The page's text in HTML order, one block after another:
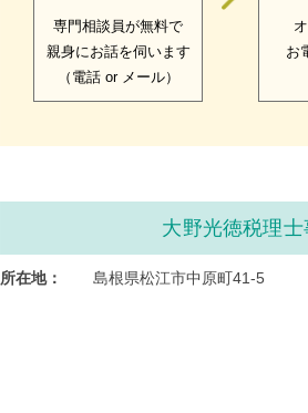
専門相談員が無料で
親身にお話を伺います
（電話 or メール）
お
大野光徳税理
所在地： 島根県松江市中原町41-5